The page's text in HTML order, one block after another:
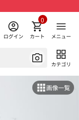
ログイン カート
0
メニュー
カテゴリ
画像一覧